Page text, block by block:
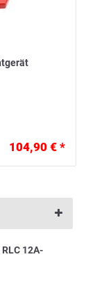
104,90 € *
12A-